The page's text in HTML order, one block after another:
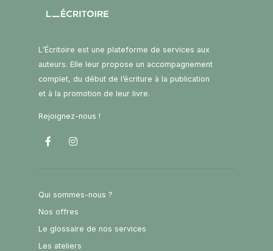
L’Écritoire est une plateforme de services aux
auteurs. Elle leur propose un accompagnement
complet, du début de l’écriture à la publication
et à la promotion de leur livre.
Rejoignez-nous !
Qui sommes-nous ?
Nos offres
Le glossaire de nos services
Les ateliers